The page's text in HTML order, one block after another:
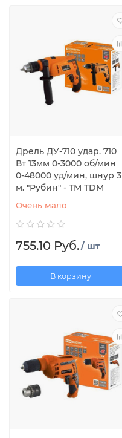
Дрель ДУ-710 удар. 710
Вт 13мм 0-3000 об/мин
0-48000 уд/мин, шнур 3
м. "Рубин" - TM TDM
Очень мало
755.10 Руб./ шт
В корзину